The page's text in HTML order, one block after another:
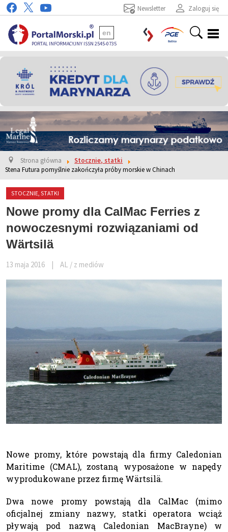
Zaloguj się
Newsletter
PORTAL INFORMACYJNY ISSN 2545-0735
en
Strona główna
Stocznie, statki
Stena Futura pomyślnie zakończyła próby morskie w Chinach
STOCZNIE, STATKI
Nowe promy dla CalMac Ferries z
nowoczesnymi rozwiązaniami od
Wärtsilä
13 maja 2016 AL / z mediów
Nowe promy, które powstają dla firmy Caledonian
Maritime (CMAL), zostaną wyposażone w napędy
wyprodukowane przez firmę Wärtsilä.
Dwa nowe promy powstają dla CalMac (mimo
oficjalnej zmiany nazwy, statki operatora wciąż
pływają pod nazwą Caledonian MacBrayne) w